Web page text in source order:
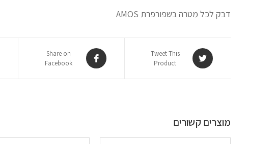
דבק לכל מטרה בשפורפרת AMOS
Tweet This
Product
Share on
Facebook
מוצרים קשורים